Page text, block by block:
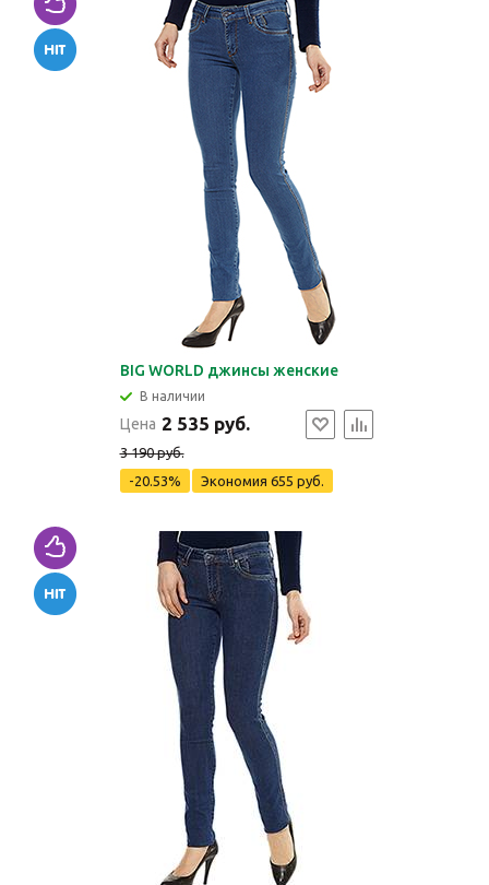
BIG WORLD джинсы женские
В наличии
Цена 2 535 руб.
3 190 руб.
-20.53%
Экономия 655 руб.